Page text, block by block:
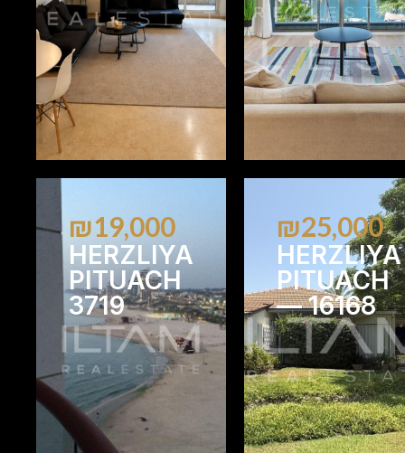
₪19,000
HERZLIYA
PITUACH
3719
2 2
₪25,000
HERZLIYA
PITUACH
— 16168
3 2